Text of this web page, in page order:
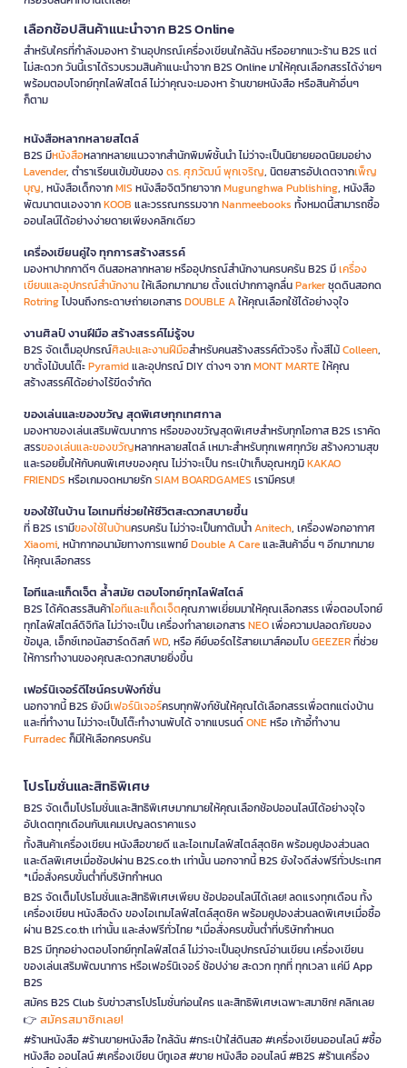
เลือกช้อปสินค้าแนะนำจาก B2S Online
สำหรับใครที่กำลังมองหา ร้านอุปกรณ์เครื่องเขียนใกล้ฉัน หรืออยากแวะร้าน B2S แต่
ไม่สะดวก วันนี้เราได้รวบรวมสินค้าแนะนำจาก B2S Online มาให้คุณเลือกสรรได้ง่ายๆ
พร้อมตอบโจทย์ทุกไลฟ์สไตล์ ไม่ว่าคุณจะมองหา ร้านขายหนังสือ หรือสินค้าอื่นๆ
ก็ตาม
หนังสือหลากหลายสไตล์
B2S มีหนังสือหลากหลายแนวจากสำนักพิมพ์ชั้นนำ ไม่ว่าจะเป็นนิยายยอดนิยมอย่าง
Lavender, ตำราเรียนเข้มข้นของดร. ศุภวัฒน์ พุกเจริญ, นิตยสารอัปเดตจากเพ็ญ
บุญ, หนังสือเด็กจากMIS หนังสือจิตวิทยาจากMugunghwa Publishing, หนังสือ
พัฒนาตนเองจากKOOB และวรรณกรรมจากNanmeebooks ทั้งหมดนี้สามารถซื้อ
ออนไลน์ได้อย่างง่ายดายเพียงคลิกเดียว
เครื่องเขียนคู่ใจ ทุกการสร้างสรรค์
มองหาปากกาดีๆ ดินสอหลากหลาย หรืออุปกรณ์สำนักงานครบครัน B2S มีเครื่อง
เขียนและอุปกรณ์สำนักงานให้เลือกมากมาย ตั้งแต่ปากกาลูกลื่นParkerชุดดินสอกด
Rotringไปจนถึงกระดาษถ่ายเอกสารDOUBLE Aให้คุณเลือกใช้ได้อย่างจุใจ
งานศิลป์ งานฝีมือ สร้างสรรค์ไม่รู้จบ
B2S จัดเต็มอุปกรณ์ศิลปะและงานฝีมือสำหรับคนสร้างสรรค์ตัวจริง ทั้งสีไม้Colleen,
ขาตั้งไม้บนโต๊ะPyramidและอุปกรณ์ DIY ต่างๆ จากMONT MARTEให้คุณ
สร้างสรรค์ได้อย่างไร้ขีดจำกัด
ของเล่นและของขวัญ สุดพิเศษทุกเทศกาล
มองหาของเล่นเสริมพัฒนาการ หรือของขวัญสุดพิเศษสำหรับทุกโอกาส B2S เราคัด
สรรของเล่นและของขวัญหลากหลายสไตล์ เหมาะสำหรับทุกเพศทุกวัย สร้างความสุข
และรอยยิ้มให้กับคนพิเศษของคุณ ไม่ว่าจะเป็น กระเป๋าเก็บอุณหภูมิKAKAO
FRIENDS หรือเกมจดหมายรักSIAM BOARDGAMES เรามีครบ!
ของใช้ในบ้าน ไอเทมที่ช่วยให้ชีวิตสะดวกสบายขึ้น
ที่ B2S เรามีของใช้ในบ้านครบครัน ไม่ว่าจะเป็นกาต้มน้ำAnitech, เครื่องฟอกอากาศ
Xiaomi, หน้ากากอนามัยทางการแพทย์Double A Careและสินค้าอื่น ๆ อีกมากมาย
ให้คุณเลือกสรร
ไอทีและแก็ดเจ็ต ล้ำสมัย ตอบโจทย์ทุกไลฟ์สไตล์
B2S ได้คัดสรรสินค้าไอทีและแก็ดเจ็ตคุณภาพเยี่ยมมาให้คุณเลือกสรร เพื่อตอบโจทย์
ทุกไลฟ์สไตล์ดิจิทัล ไม่ว่าจะเป็น เครื่องทำลายเอกสารNEOเพื่อความปลอดภัยของ
ข้อมูล, เอ็กซ์เทอนัลฮาร์ดดิสก์WD, หรือ คีย์บอร์ดไร้สายเมาส์คอมโบGEEZERที่ช่วย
ให้การทำงานของคุณสะดวกสบายยิ่งขึ้น
เฟอร์นิเจอร์ดีไซน์ครบฟังก์ชั่น
นอกจากนี้ B2S ยังมีเฟอร์นิเจอร์ครบทุกฟังก์ชันให้คุณได้เลือกสรรเพื่อตกแต่งบ้าน
และที่ทำงาน ไม่ว่าจะเป็นโต๊ะทำงานพับได้ จากแบรนด์ONEหรือ เก้าอี้ทำงาน
Furradecก็มีให้เลือกครบครัน
โปรโมชั่นและสิทธิพิเศษ
B2S จัดเต็มโปรโมชั่นและสิทธิพิเศษมากมายให้คุณเลือกช้อปออนไลน์ได้อย่างจุใจ
อัปเดตทุกเดือนกับแคมเปญลดราคาแรง
ทั้งสินค้าเครื่องเขียน หนังสือขายดี และไอเทมไลฟ์สไตล์สุดชิค พร้อมคูปองส่วนลด
และดีลพิเศษเมื่อช้อปผ่าน B2S.co.th เท่านั้น นอกจากนี้ B2S ยังใจดีส่งฟรีทั่วประเทศ
*เมื่อสั่งครบขั้นต่ำที่บริษัทกำหนด
B2S จัดเต็มโปรโมชั่นและสิทธิพิเศษเพียบ ช้อปออนไลน์ได้เลย! ลดแรงทุกเดือน ทั้ง
เครื่องเขียน หนังสือดัง ของไอเทมไลฟ์สไตล์สุดชิค พร้อมคูปองส่วนลดพิเศษเมื่อซื้อ
ผ่าน B2S.co.th เท่านั้น และส่งฟรีทั่วไทย *เมื่อสั่งครบขั้นต่ำที่บริษัทกำหนด
B2S มีทุกอย่างตอบโจทย์ทุกไลฟ์สไตล์ ไม่ว่าจะเป็นอุปกรณ์อ่านเขียน เครื่องเขียน
ของเล่นเสริมพัฒนาการ หรือเฟอร์นิเจอร์ ช้อปง่าย สะดวก ทุกที่ ทุกเวลา แค่มี App
B2S
สมัคร B2S Club รับข่าวสารโปรโมชั่นก่อนใคร และสิทธิพิเศษเฉพาะสมาชิก! คลิกเลย
👉 สมัครสมาชิกเลย!
#ร้านหนังสือ #ร้านขายหนังสือ ใกล้ฉัน #กระเป๋าใส่ดินสอ #เครื่องเขียนออนไลน์ #ซื้อ
หนังสือ ออนไลน์ #เครื่องเขียน บีทูเอส #ขาย หนังสือ ออนไลน์ #B2S #ร้านเครื่อง